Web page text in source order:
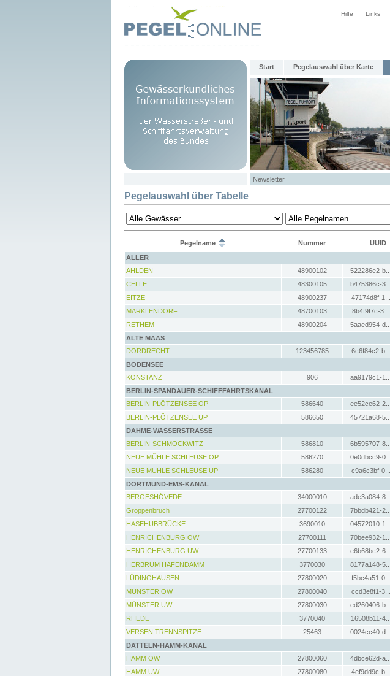
Hilfe Links
Start Pegelauswahl über Karte
Newsletter
Pegelauswahl über Tabelle
Pegelname Nummer UUID
ALLER
AHLDEN
48900102 522286e2-b...
CELLE
48300105 b475386c-3...
EITZE
48900237 47174d8f-1...
MARKLENDORF
48700103 8b4f9f7c-3...
RETHEM
48900204 5aaed954-d...
ALTE MAAS
DORDRECHT
123456785 6c6f84c2-b...
BODENSEE
KONSTANZ
906 aa9179c1-1...
BERLIN-SPANDAUER-SCHIFFFAHRTSKANAL
BERLIN-PLÖTZENSEE OP
586640 ee52ce62-2...
BERLIN-PLÖTZENSEE UP
586650 45721a68-5...
DAHME-WASSERSTRASSE
BERLIN-SCHMÖCKWITZ
586810 6b595707-8...
NEUE MÜHLE SCHLEUSE OP
586270 0e0dbcc9-0...
NEUE MÜHLE SCHLEUSE UP
586280 c9a6c3bf-0...
DORTMUND-EMS-KANAL
BERGESHÖVEDE
34000010 ade3a084-8...
Groppenbruch
27700122 7bbdb421-2...
HASEHUBBRÜCKE
3690010 04572010-1...
HENRICHENBURG OW
27700111 70bee932-1...
HENRICHENBURG UW
27700133 e6b68bc2-6...
HERBRUM HAFENDAMM
3770030 8177a148-5...
LÜDINGHAUSEN
27800020 f5bc4a51-0...
MÜNSTER OW
27800040 ccd3e8f1-3...
MÜNSTER UW
27800030 ed260406-b...
RHEDE
3770040 16508b11-4...
VERSEN TRENNSPITZE
25463 0024cc40-d...
DATTELN-HAMM-KANAL
HAMM OW
27800060 4dbce62d-a...
HAMM UW
27800080 4ef9dd9c-b...